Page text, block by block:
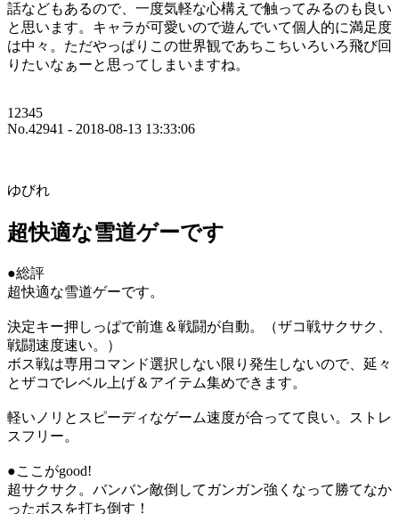
話などもあるので、一度気軽な心構えで触ってみるのも良い
と思います。キャラが可愛いので遊んでいて個人的に満足度
は中々。ただやっぱりこの世界観であちこちいろいろ飛び回
りたいなぁーと思ってしまいますね。
12345
No.42941 - 2018-08-13 13:33:06
ゆびれ
超快適な雪道ゲーです
●総評
超快適な雪道ゲーです。
決定キー押しっぱで前進＆戦闘が自動。（ザコ戦サクサク、
戦闘速度速い。）
ボス戦は専用コマンド選択しない限り発生しないので、延々
とザコでレベル上げ＆アイテム集めできます。
軽いノリとスピーディなゲーム速度が合ってて良い。ストレ
スフリー。
●ここがgood!
超サクサク。バンバン敵倒してガンガン強くなって勝てなか
ったボスを打ち倒す！